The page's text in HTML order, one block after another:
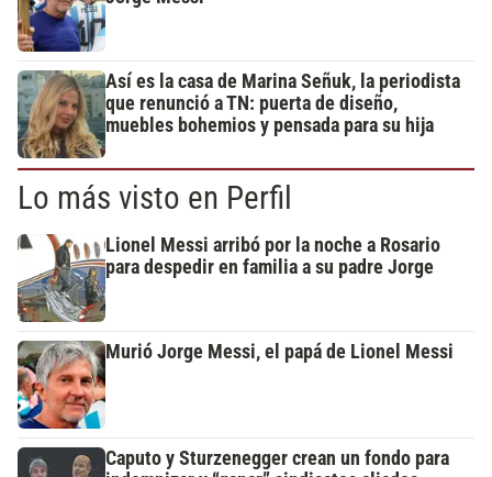
Así es la casa de Marina Señuk, la periodista
que renunció a TN: puerta de diseño,
muebles bohemios y pensada para su hija
Lo más visto en Perfil
Lionel Messi arribó por la noche a Rosario
para despedir en familia a su padre Jorge
Murió Jorge Messi, el papá de Lionel Messi
Caputo y Sturzenegger crean un fondo para